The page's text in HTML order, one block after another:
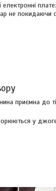
електронні
не покидаючи
приємна до
у